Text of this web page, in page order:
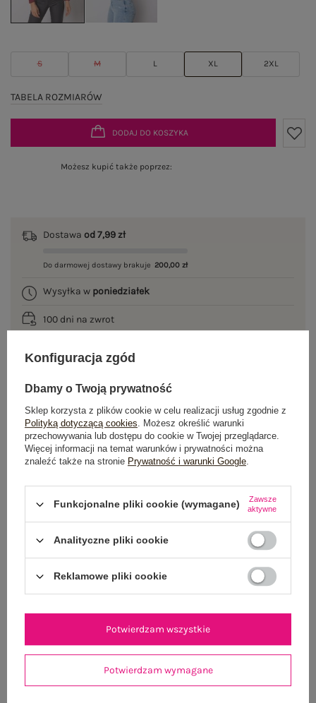
S M L XL 2XL
TABELA ROZMIARÓW
DODAJ DO KOSZYKA
Możesz kupić także poprzez:
Dostawa od 7,99 zł
Do darmowej dostawy brakuje 200,00 zł
Wysyłka w poniedziałek
100 dni na zwrot
OPIS PRODUKTU
GŁÓWNE PARAMETRY
OPINIE O PRODUKCIE (1)
OSTATNIO OGLĄDANE
Zobacz wszystko
Konfiguracja zgód
Dbamy o Twoją prywatność
Sklep korzysta z plików cookie w celu realizacji usług zgodnie z
Polityką dotyczącą cookies. Możesz określić warunki
przechowywania lub dostępu do cookie w Twojej przeglądarce.
Więcej informacji na temat warunków i prywatności można
znaleźć także na stronie Prywatność i warunki Google.
Funkcjonalne pliki cookie (wymagane)
Zawsze
aktywne
Analityczne pliki cookie
Reklamowe pliki cookie
Potwierdzam wymagane
Potwierdzam wszystkie